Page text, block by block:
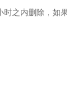
之内删除，如果